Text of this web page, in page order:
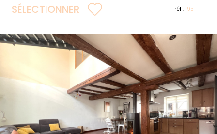
SÉLECTIONNER réf :195